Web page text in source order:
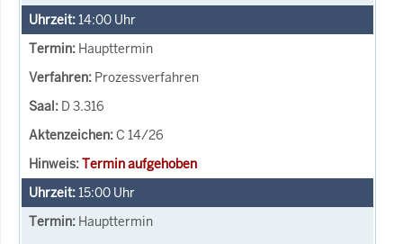
14:00 Uhr
Haupttermin
Prozessverfahren
D 3.316
C 14/26
Termin aufgehoben
15:00 Uhr
Haupttermin